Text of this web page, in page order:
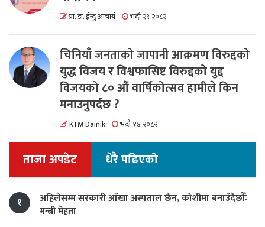
प्रा. डा. ईन्दु आचार्य भदौ २९ २०८२
चिनियाँ जनताको जापानी आक्रमण विरुद्दको
युद्ध विजय र विश्वफासिष्ट विरुद्दको युद्द
विजयको ८० औं वार्षिकोत्सव हामीले किन
मनाउनुपर्दछ ?
KTM Dainik भदौ १४ २०८२
ताजा अपडेट धेरै पढिएको
१
अहिलेसम्म सरकारी आँखा अस्पताल छैन, कोशीमा बनाउँदैछौँः
मन्त्री मेहता